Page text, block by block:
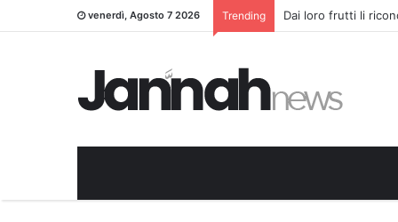
venerdì, Agosto 7 2026 Trending Dai loro frutti li